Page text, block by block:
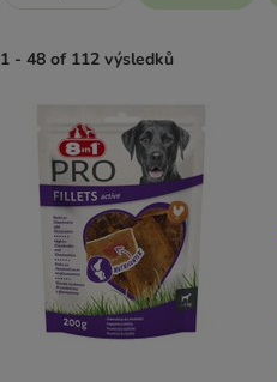
1 - 48 of 112 výsledků